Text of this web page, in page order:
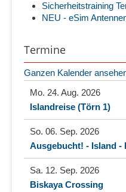
Sicherheitstraining
NEU - eSim
Termine
Ganzen Kalender
Mo. 24. Aug. 2026
Islandreise (Törn 1)
So. 06. Sep. 2026
Ausgebucht! - Island -
Sa. 12. Sep. 2026
Biskaya Crossing